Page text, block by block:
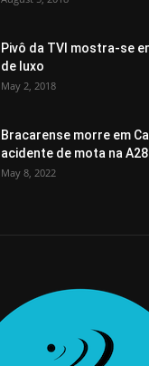
Pivô da TVI mostra-se
de luxo
May 2, 2018
Bracarense morre em
acidente de mota na A28
May 8, 2022